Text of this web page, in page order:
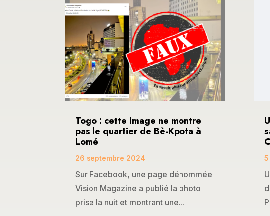
Togo : cette image ne montre
pas le quartier de Bè-Kpota à
Lomé
26 septembre 2024
Sur Facebook, une page dénommée
Vision Magazine a publié la photo
prise la nuit et montrant une...
5